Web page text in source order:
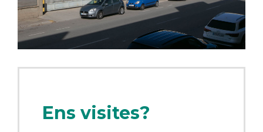
Ens visites?